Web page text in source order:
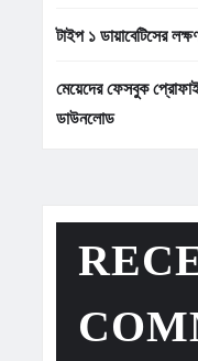
টাইপ ১ ডায়াবেটিসের
মেয়েদের ফেসবুক
ডাউনলোড